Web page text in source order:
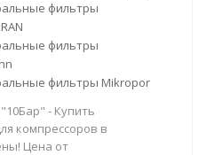
фильтры
фильтры
фильтры Mikropor
- Купить
компрессоров в
Цена от